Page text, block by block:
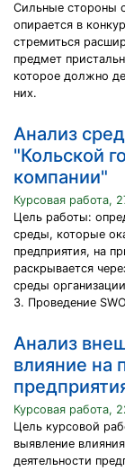
Сильные стороны
опирается в
стремиться
предмет
которое должно
них.
Анализ
"Кольской
компании"
Курсовая работа,
Цель работы:
среды, которые
предприятия, на
раскрывается
среды
3. Проведение
Анализ
влияние на
Курсовая работа,
Цель курсовой
выявление
деятельности